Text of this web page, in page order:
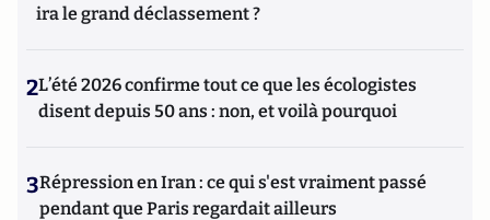
ira le grand déclassement ?
2L’été 2026 confirme tout ce que les écologistes
disent depuis 50 ans : non, et voilà pourquoi
3Répression en Iran : ce qui s'est vraiment passé
pendant que Paris regardait ailleurs